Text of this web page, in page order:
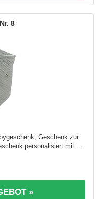
8
Geschenk zur
personalisiert mit ...
»